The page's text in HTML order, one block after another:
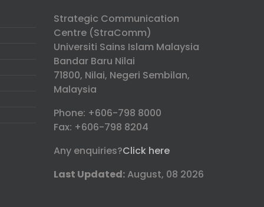
Strategic Communication
Centre (StraComm)
Universiti Sains Islam Malaysia
Bandar Baru Nilai
71800, Nilai, Negeri Sembilan,
Malaysia
Phone: +606-798 8000
Fax: +606-798 8204
Any enquiries?Click here
Last Updated: August, 08 2026